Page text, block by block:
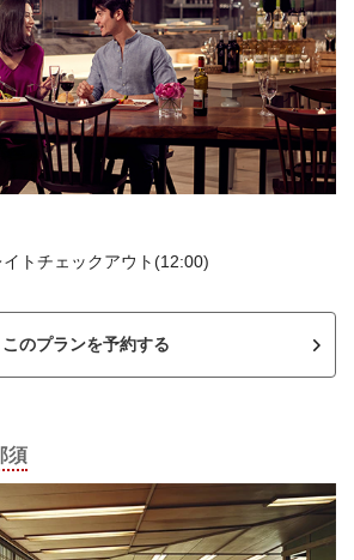
トチェックアウト(12:00)
このプランを予約する
須